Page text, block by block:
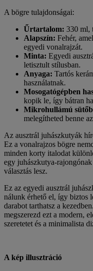
A bögre tulajdonságai:
Űrtartalom: 330 ml,
Alapszín: Fehér,
egyedi vonalrajzát.
Minta: Egyedi
letisztult stílusban.
Anyaga: Tartós
használatnak.
Mosogatógépben
kopik le, így bátran
Mikrohullámú
melegítheted benne
Az ausztrál juhászkutyák
Ez a vonalrajzos bögre
minden korty italodat
egy juhászkutya-
választás lesz.
Ez az egyedi ausztrál
nálunk érhető el, így biztos
darabot tarthatsz a
megszerezd ezt a modern,
szeretetet és a minimalista
A kép illusztráció